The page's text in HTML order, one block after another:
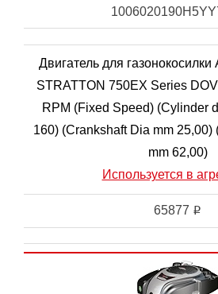
Двигатель для
STRATTON 750EX Series
RPM (Fixed Speed) (Cylinder
160) (Crankshaft Dia mm 25,00)
mm 62,00)
Используется в
65877 i